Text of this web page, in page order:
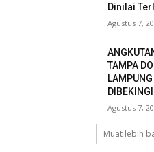
Dinilai
Agustus 7,
TAMPA
Agustus 7,
Muat lebih